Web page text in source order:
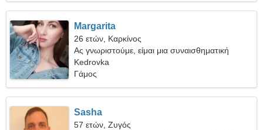
Margarita
26 ετών, Καρκίνος
Ας γνωριστούμε, είμαι μια συναισθηματική
γυναίκα
Kedrovka
Γάμος
Sasha
57 ετών, Ζυγός